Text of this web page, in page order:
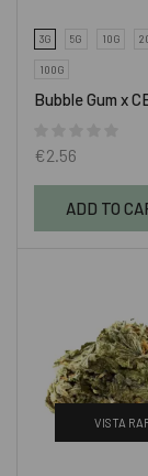
3G 5G 10G
100G
Bubble Gum x
€2.56
ADD TO
VISTA